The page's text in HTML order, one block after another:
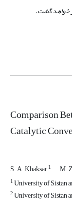
خواهد گشت.
Comparison
Catalytic
S. A. Khaksar1 M.
1University of Sistan
2University of Sistan